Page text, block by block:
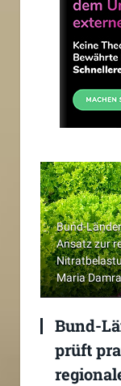
Bund-
Ansatz zur
Maria
Bund-
prüft